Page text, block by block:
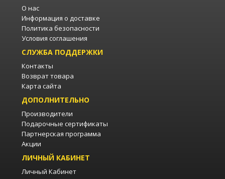
О нас
Информация о доставке
Политика безопасности
Условия соглашения
СЛУЖБА ПОДДЕРЖКИ
Контакты
Возврат товара
Карта сайта
ДОПОЛНИТЕЛЬНО
Производители
Подарочные сертификаты
Партнерская программа
Акции
ЛИЧНЫЙ КАБИНЕТ
Личный Кабинет